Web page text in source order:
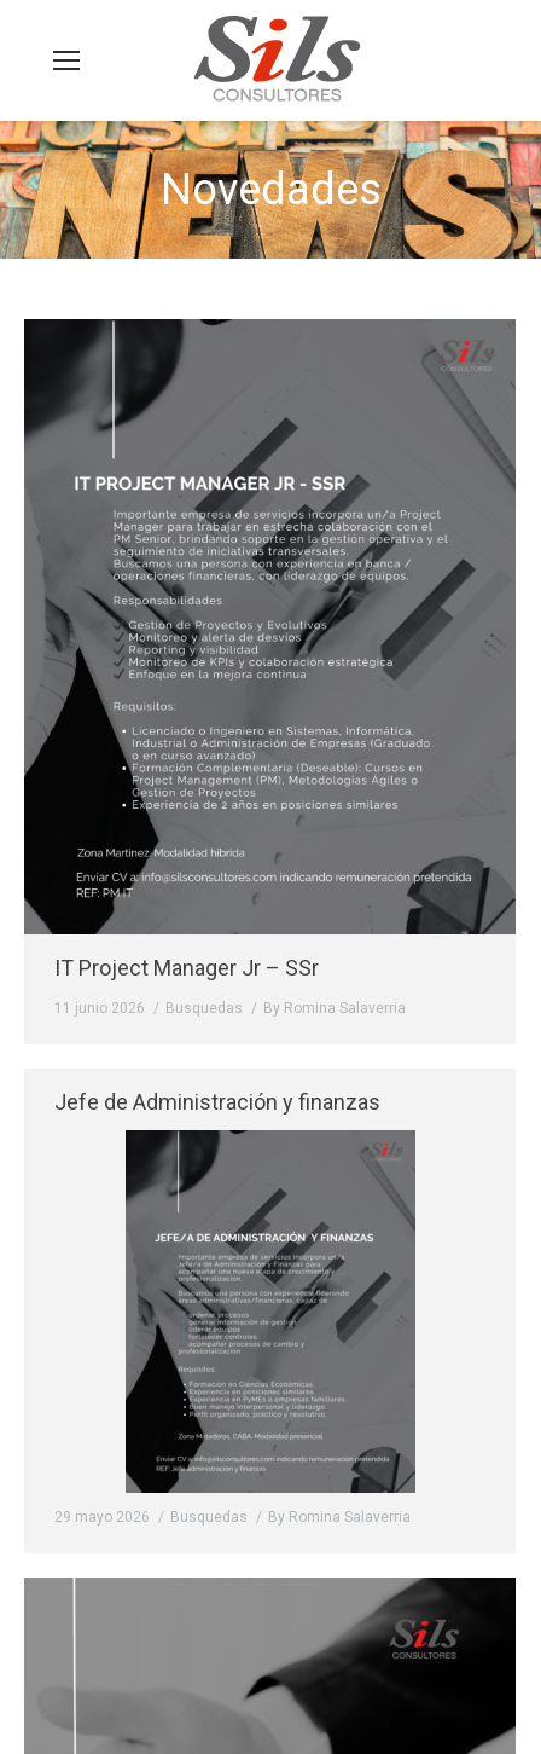
Novedades
IT Project Manager Jr – SSr
11 junio 2026 Busquedas By Romina Salaverria
Jefe de Administración y finanzas
29 mayo 2026 Busquedas By Romina Salaverria